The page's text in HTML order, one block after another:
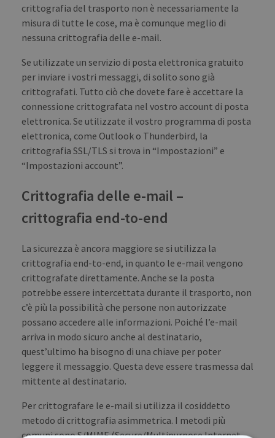
crittografia del trasporto non è necessariamente la
misura di tutte le cose, ma è comunque meglio di
nessuna crittografia delle e-mail.
Se utilizzate un servizio di posta elettronica gratuito
per inviare i vostri messaggi, di solito sono già
crittografati. Tutto ciò che dovete fare è accettare la
connessione crittografata nel vostro account di posta
elettronica. Se utilizzate il vostro programma di posta
elettronica, come Outlook o Thunderbird, la
crittografia SSL/TLS si trova in “Impostazioni” e
“Impostazioni account”.
Crittografia delle e-mail –
crittografia end-to-end
La sicurezza è ancora maggiore se si utilizza la
crittografia end-to-end, in quanto le e-mail vengono
crittografate direttamente. Anche se la posta
potrebbe essere intercettata durante il trasporto, non
c’è più la possibilità che persone non autorizzate
possano accedere alle informazioni. Poiché l’e-mail
arriva in modo sicuro anche al destinatario,
quest’ultimo ha bisogno di una chiave per poter
leggere il messaggio. Questa deve essere trasmessa dal
mittente al destinatario.
Per crittografare le e-mail si utilizza il cosiddetto
metodo di crittografia asimmetrica. I metodi più
comuni sono S/MIME (Secure/Multipurpose Internet